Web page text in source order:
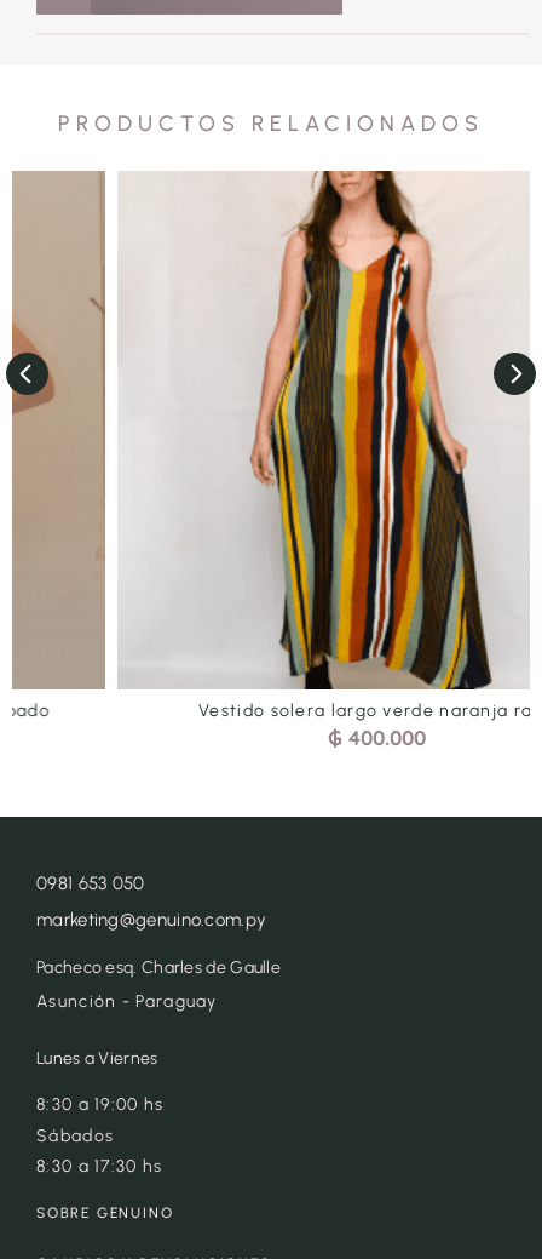
PRODUCTOS RELACIONADOS
Vestido solera largo verde naranja raya
0981 653 050
marketing@genuino.com.py
Pacheco esq. Charles de Gaulle
Asunción - Paraguay
Lunes a Viernes
8:30 a 19:00 hs
Sábados
8:30 a 17:30 hs
SOBRE GENUINO